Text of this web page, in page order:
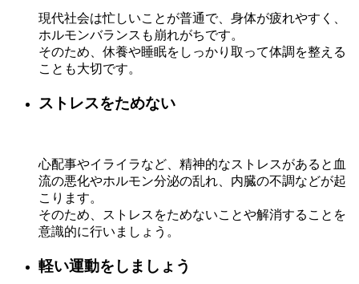
現代社会は忙しいことが普通で、身体が疲れやすく、
ホルモンバランスも崩れがちです。
そのため、休養や睡眠をしっかり取って体調を整える
ことも大切です。
ストレスをためない
心配事やイライラなど、精神的なストレスがあると血
流の悪化やホルモン分泌の乱れ、内臓の不調などが起
こります。
そのため、ストレスをためないことや解消することを
意識的に行いましょう。
軽い運動をしましょう